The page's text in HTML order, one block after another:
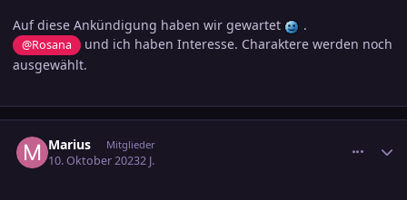
Auf diese Ankündigung haben wir gewartet .
@Rosana
und ich haben Interesse. Charaktere werden noch
ausgewählt.
Marius Mitglieder
10. Oktober 20232 J.